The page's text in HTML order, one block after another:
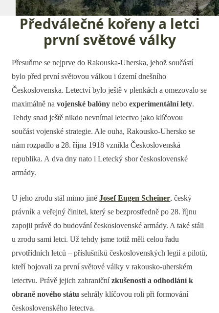
Předválečné kořeny a letci
první světové války
Přesuňme se nejprve do Rakouska-Uherska, jehož součástí
bylo před první světovou válkou i území dnešního
Československa. Letectví bylo ještě v plenkách a omezovalo se
maximálně na vojenské balóny nebo experimentální lety.
Tehdy snad ještě nikdo nevnímal letectvo jako klíčovou
součást vojenské strategie. Ale ouha, Rakousko-Uhersko se
nám rozpadlo a 28. října 1918 vznikla Československá
republika. A dva dny nato i Letecký sbor československé
armády.
U jeho zrodu stál mimo jiné Josef Eugen Scheiner, český
právník a veřejný činitel, který se bezprostředně po 28. říjnu
zapojil právě do budování československé armády. A také stáli
u zrodu sami letci. Už tehdy jsme totiž měli celou řadu
prvotřídních letců – příslušníků československých legií a pilotů,
kteří bojovali za první světové války v rakousko-uherském
letectvu. Právě jejich zahraničnízkušenosti a odhodlání k
obraně nového státu sehrály klíčovou roli při formování
československého letectva.